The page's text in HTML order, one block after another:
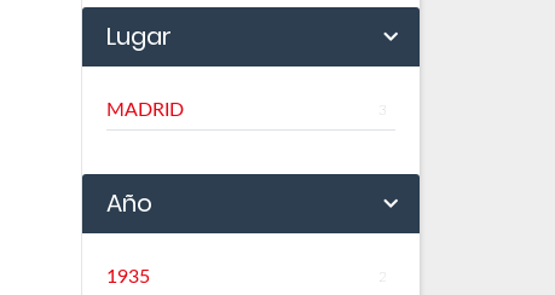
Lugar
3
MADRID
Año
1935